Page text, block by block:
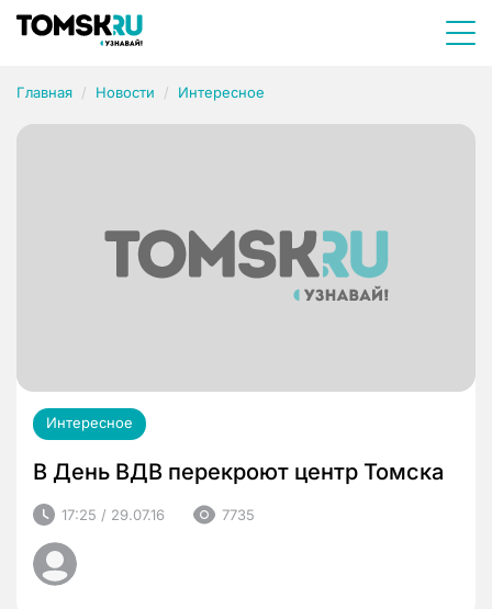
Главная Новости Интересное
Интересное
В День ВДВ перекроют центр Томска
17:25 / 29.07.16 7735